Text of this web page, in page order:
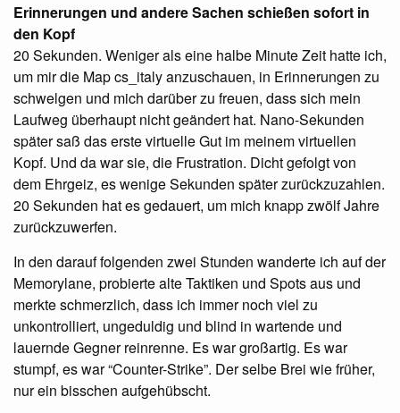
Erinnerungen und andere Sachen schießen sofort in
den Kopf
20 Sekunden. Weniger als eine halbe Minute Zeit hatte ich,
um mir die Map cs_italy anzuschauen, in Erinnerungen zu
schwelgen und mich darüber zu freuen, dass sich mein
Laufweg überhaupt nicht geändert hat. Nano-Sekunden
später saß das erste virtuelle Gut im meinem virtuellen
Kopf. Und da war sie, die Frustration. Dicht gefolgt von
dem Ehrgeiz, es wenige Sekunden später zurückzuzahlen.
20 Sekunden hat es gedauert, um mich knapp zwölf Jahre
zurückzuwerfen.
In den darauf folgenden zwei Stunden wanderte ich auf der
Memorylane, probierte alte Taktiken und Spots aus und
merkte schmerzlich, dass ich immer noch viel zu
unkontrolliert, ungeduldig und blind in wartende und
lauernde Gegner reinrenne. Es war großartig. Es war
stumpf, es war “Counter-Strike”. Der selbe Brei wie früher,
nur ein bisschen aufgehübscht.